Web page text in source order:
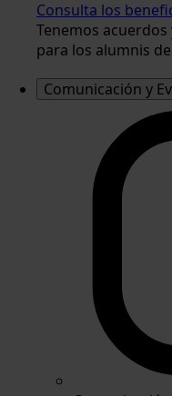
Consulta los
Tenemos
para los alumnis de
Comunicación y